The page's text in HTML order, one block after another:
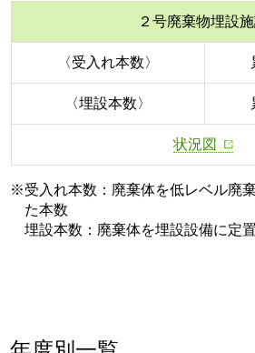
２号廃棄物埋設
〈受入れ本数〉
〈埋設本数〉
状況図
※受入れ本数：廃棄体を低レベル廃
た本数
埋設本数：廃棄体を埋設設備に定